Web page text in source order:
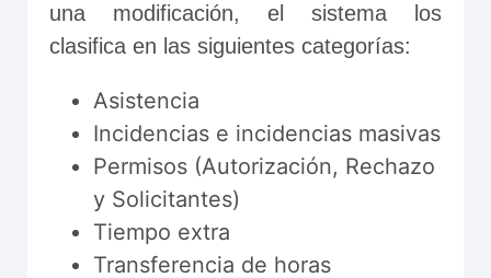
una modificación, el sistema los
clasifica en las siguientes categorías:
Asistencia
Incidencias e incidencias masivas
Permisos (Autorización, Rechazo
y Solicitantes)
Tiempo extra
Transferencia de horas